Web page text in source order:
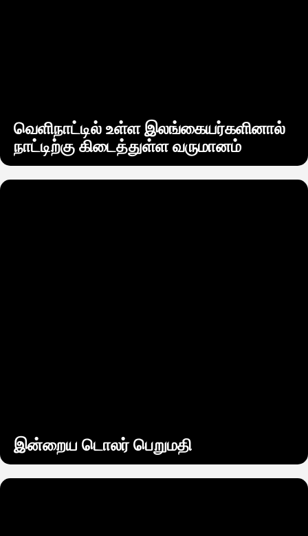
வெளிநாட்டில் உள்ள இலங்கையர்களினால்
நாட்டிற்கு கிடைத்துள்ள வருமானம்
இன்றைய டொலர் பெறுமதி